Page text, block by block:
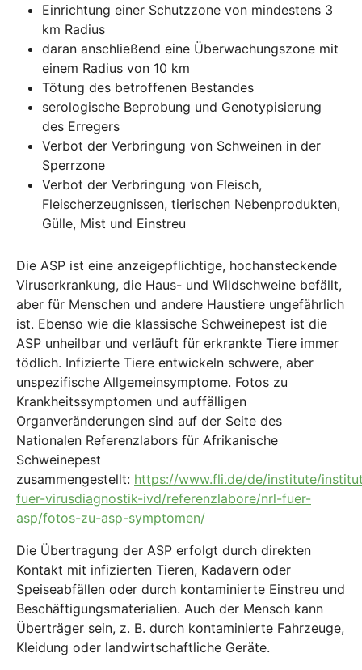
Einrichtung einer Schutzzone von mindestens 3
km Radius
daran anschließend eine Überwachungszone mit
einem Radius von 10 km
Tötung des betroffenen Bestandes
serologische Beprobung und Genotypisierung
des Erregers
Verbot der Verbringung von Schweinen in der
Sperrzone
Verbot der Verbringung von Fleisch,
Fleischerzeugnissen, tierischen Nebenprodukten,
Gülle, Mist und Einstreu
Die ASP ist eine anzeigepflichtige, hochansteckende
Viruserkrankung, die Haus- und Wildschweine befällt,
aber für Menschen und andere Haustiere ungefährlich
ist. Ebenso wie die klassische Schweinepest ist die
ASP unheilbar und verläuft für erkrankte Tiere immer
tödlich. Infizierte Tiere entwickeln schwere, aber
unspezifische Allgemeinsymptome. Fotos zu
Krankheitssymptomen und auffälligen
Organveränderungen sind auf der Seite des
Nationalen Referenzlabors für Afrikanische
Schweinepest
zusammengestellt: https://www.fli.de/de/institute/
fuer-virusdiagnostik-ivd/referenzlabore/nrl-fuer-
asp/fotos-zu-asp-symptomen/
Die Übertragung der ASP erfolgt durch direkten
Kontakt mit infizierten Tieren, Kadavern oder
Speiseabfällen oder durch kontaminierte Einstreu und
Beschäftigungsmaterialien. Auch der Mensch kann
Überträger sein, z. B. durch kontaminierte Fahrzeuge,
Kleidung oder landwirtschaftliche Geräte.